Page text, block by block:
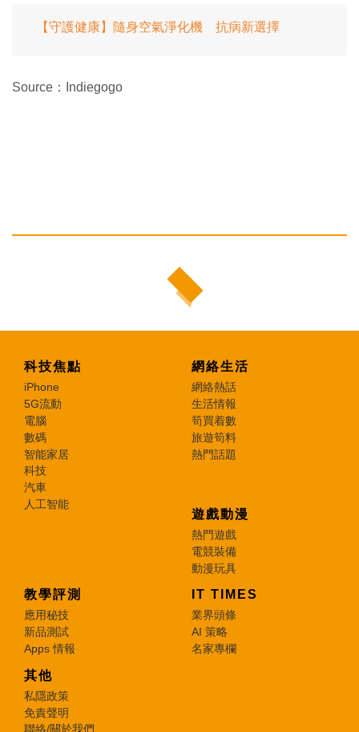
【守護健康】隨身空氣淨化機 抗病新選擇
Source：Indiegogo
科技焦點
iPhone
5G流動
電腦
數碼
智能家居
科技
汽車
人工智能
網絡生活
網絡熱話
生活情報
筍買着數
旅遊筍料
熱門話題
遊戲動漫
熱門遊戲
電競裝備
動漫玩具
教學評測
應用秘技
新品測試
Apps 情報
IT TIMES
業界頭條
AI 策略
名家專欄
其他
私隱政策
免責聲明
聯絡/關於我們